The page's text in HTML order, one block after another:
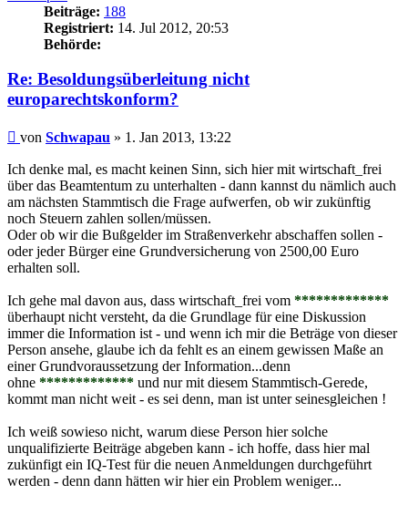
Beiträge: 188
Registriert: 14. Jul 2012, 20:53
Behörde:
Re: Besoldungsüberleitung nicht
europarechtskonform?
Beitrag
von Schwapau » 1. Jan 2013, 13:22
Ich denke mal, es macht keinen Sinn, sich hier mit wirtschaft_frei
über das Beamtentum zu unterhalten - dann kannst du nämlich auch
am nächsten Stammtisch die Frage aufwerfen, ob wir zukünftig
noch Steuern zahlen sollen/müssen.
Oder ob wir die Bußgelder im Straßenverkehr abschaffen sollen -
oder jeder Bürger eine Grundversicherung von 2500,00 Euro
erhalten soll.
Ich gehe mal davon aus, dass wirtschaft_frei vom *************
überhaupt nicht versteht, da die Grundlage für eine Diskussion
immer die Information ist - und wenn ich mir die Beträge von dieser
Person ansehe, glaube ich da fehlt es an einem gewissen Maße an
einer Grundvoraussetzung der Information...denn
ohne ************* und nur mit diesem Stammtisch-Gerede,
kommt man nicht weit - es sei denn, man ist unter seinesgleichen !
Ich weiß sowieso nicht, warum diese Person hier solche
unqualifizierte Beiträge abgeben kann - ich hoffe, dass hier mal
zukünfigt ein IQ-Test für die neuen Anmeldungen durchgeführt
werden - denn dann hätten wir hier ein Problem weniger...